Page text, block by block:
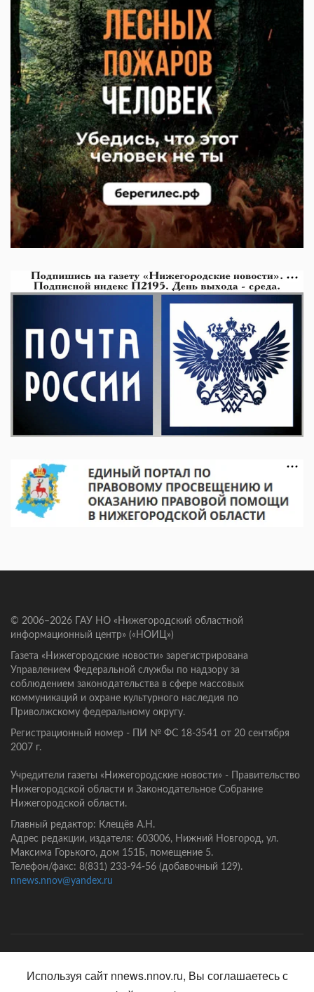
© 2006–2026 ГАУ НО «Нижегородский областной
информационный центр» («НОИЦ»)
Газета «Нижегородские новости» зарегистрирована
Управлением Федеральной службы по надзору за
соблюдением законодательства в сфере массовых
коммуникаций и охране культурного наследия по
Приволжскому федеральному округу.
Регистрационный номер - ПИ № ФС 18-3541 от 20 сентября
2007 г.
Учредители газеты «Нижегородские новости» - Правительство
Нижегородской области и Законодательное Собрание
Нижегородской области.
Главный редактор: Клещёв А.Н.
Адрес редакции, издателя: 603006, Нижний Новгород, ул.
Максима Горького, дом 151Б, помещение 5.
Телефон/факс: 8(831) 233-94-56 (добавочный 129).
nnews.nnov@yandex.ru
Используя сайт nnews.nnov.ru, Вы соглашаетесь с